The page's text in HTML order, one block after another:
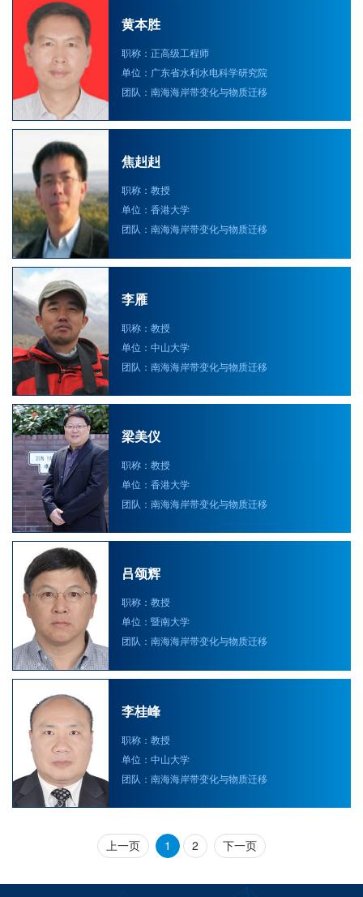
黄本胜
职称：正高级工程师
单位：广东省水利水电科学研究院
团队：南海海岸带变化与物质迁移
焦赳赳
职称：教授
单位：香港大学
团队：南海海岸带变化与物质迁移
李雁
职称：教授
单位：中山大学
团队：南海海岸带变化与物质迁移
梁美仪
职称：教授
单位：香港大学
团队：南海海岸带变化与物质迁移
吕颂辉
职称：教授
单位：暨南大学
团队：南海海岸带变化与物质迁移
李桂峰
职称：教授
单位：中山大学
团队：南海海岸带变化与物质迁移
上一页 1 2 下一页